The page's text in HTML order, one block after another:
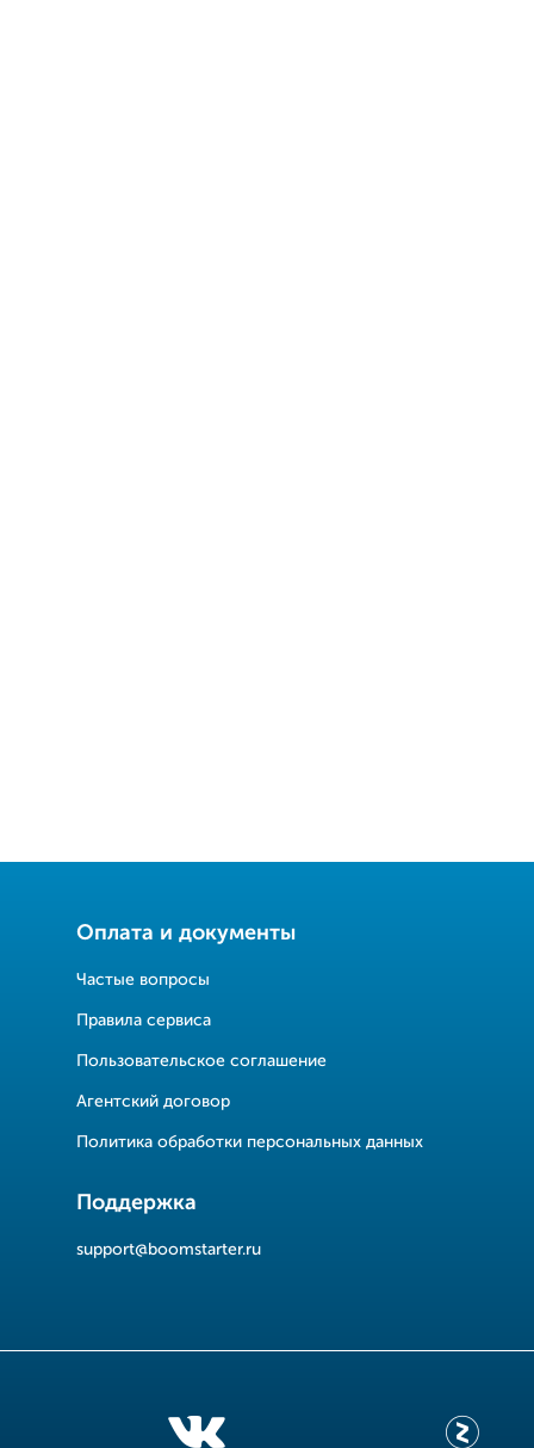
Оплата и документы
Частые вопросы
Правила сервиса
Пользовательское соглашение
Агентский договор
Политика обработки персональных данных
Поддержка
support@boomstarter.ru